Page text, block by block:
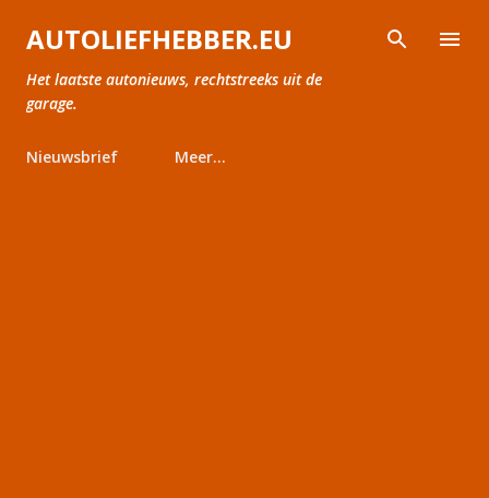
Doorgaan naar hoofdcontent
AUTOLIEFHEBBER.EU
Het laatste autonieuws, rechtstreeks uit de
garage.
Nieuwsbrief Meer…